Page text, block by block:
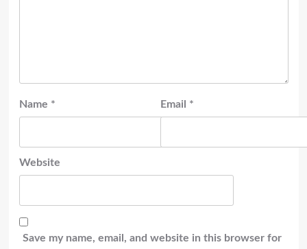
Name * Email *
Website
Save my name, email, and website in this browser for